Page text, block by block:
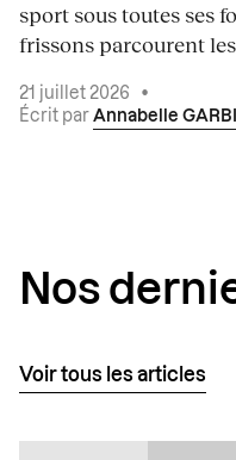
sport sous toutes ses
frissons parcourent
21 juillet 2026
•
Écrit par Annabelle
Nos
Voir tous les articles